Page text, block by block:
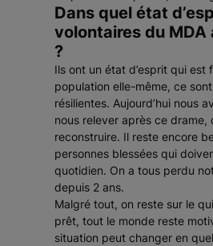
Dans quel état
volontaires du MDA
?
Ils ont un état d’esprit qui est
population elle-même, ce
résilientes. Aujourd’hui nous
nous relever après ce drame,
reconstruire. Il reste encore
personnes blessées qui
quotidien. On a tous perdu
depuis 2 ans.
Malgré tout, on reste sur le
prêt, tout le monde reste
situation peut changer en